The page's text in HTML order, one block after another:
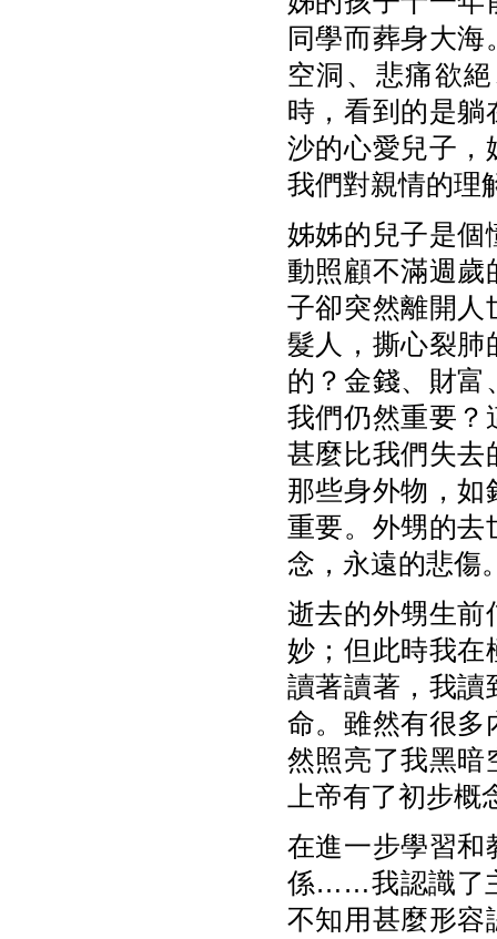
同學而葬身大
空洞、悲痛欲
時，看到的是躺
沙的心愛兒子，
我們對親情的理
姊姊的兒子是個
動照顧不滿週歲
子卻突然離開人
髮人，撕心裂肺
的？金錢、財富
我們仍然重要？
甚麼比我們失去
那些身外物，如
重要。外甥的去
念，永遠的悲
逝去的外甥生前
妙；但此時我在
讀著讀著，我讀
命。雖然有很多
然照亮了我黑暗
上帝有了初步
在進一步學習和
係……我認識了
不知用甚麼形容